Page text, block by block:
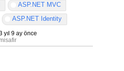
ASP.NET MVC
ASP.NET Identity
yıl 9 ay önce
misafir